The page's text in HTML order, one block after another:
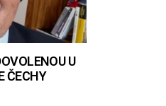
U
ČECHY